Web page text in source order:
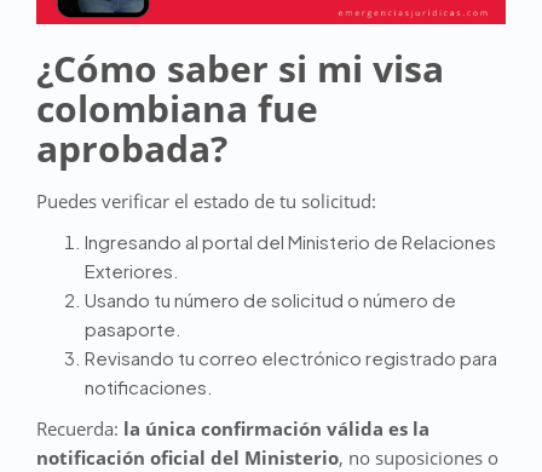
¿Cómo saber si mi visa
colombiana fue
aprobada?
Puedes verificar el estado de tu solicitud:
Ingresando al portal del Ministerio de Relaciones
Exteriores.
Usando tu número de solicitud o número de
pasaporte.
Revisando tu correo electrónico registrado para
notificaciones.
Recuerda: la única confirmación válida es la
notificación oficial del Ministerio, no suposiciones o